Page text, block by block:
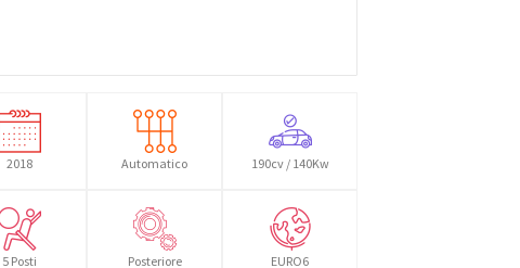
2018 Automatico 190cv / 140Kw
5 Posti Posteriore EURO6